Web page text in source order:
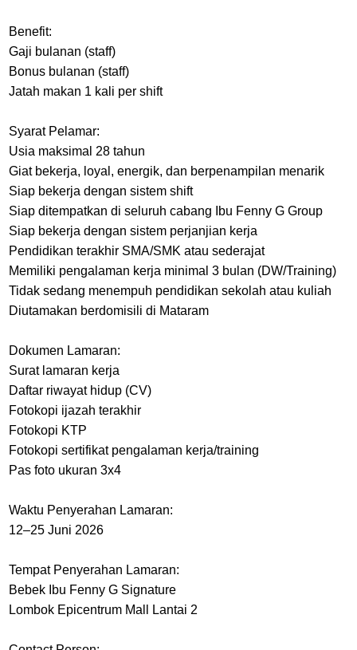
Benefit:
Gaji bulanan (staff)
Bonus bulanan (staff)
Jatah makan 1 kali per shift
Syarat Pelamar:
Usia maksimal 28 tahun
Giat bekerja, loyal, energik, dan berpenampilan menarik
Siap bekerja dengan sistem shift
Siap ditempatkan di seluruh cabang Ibu Fenny G Group
Siap bekerja dengan sistem perjanjian kerja
Pendidikan terakhir SMA/SMK atau sederajat
Memiliki pengalaman kerja minimal 3 bulan (DW/Training)
Tidak sedang menempuh pendidikan sekolah atau kuliah
Diutamakan berdomisili di Mataram
Dokumen Lamaran:
Surat lamaran kerja
Daftar riwayat hidup (CV)
Fotokopi ijazah terakhir
Fotokopi KTP
Fotokopi sertifikat pengalaman kerja/training
Pas foto ukuran 3x4
Waktu Penyerahan Lamaran:
12–25 Juni 2026
Tempat Penyerahan Lamaran:
Bebek Ibu Fenny G Signature
Lombok Epicentrum Mall Lantai 2